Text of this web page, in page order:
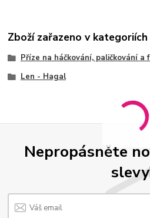
Zboží zařazeno v kategoriích
Příze na háčkování, paličkování a
Len - Hagal
Nepropásněte